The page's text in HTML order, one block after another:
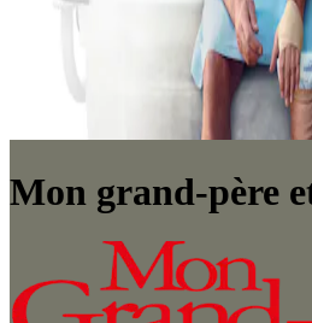
Mon grand-père